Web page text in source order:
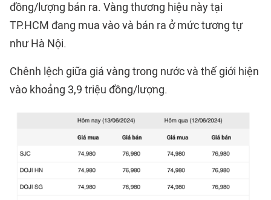
đồng/lượng bán ra. Vàng thương hiệu này tại
TP.HCM đang mua vào và bán ra ở mức tương tự
như Hà Nội.
Chênh lệch giữa giá vàng trong nước và thế giới hiện
vào khoảng 3,9 triệu đồng/lượng.